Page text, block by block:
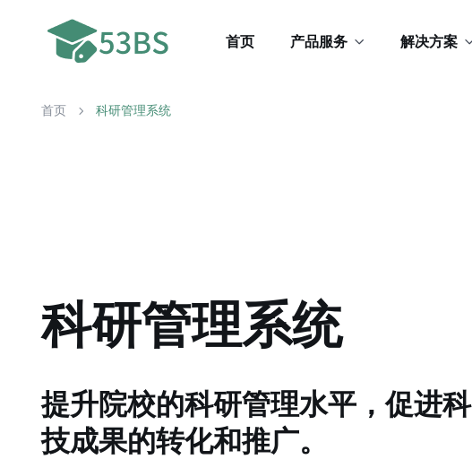
首页 产品服务 解决方案
首页 科研管理系统
科研管理系统
提升院校的科研管理水平，促进科
技成果的转化和推广。